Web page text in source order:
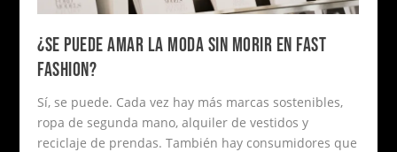
¿SE PUEDE AMAR LA MODA SIN MORIR EN FAST
FASHION?
Sí, se puede. Cada vez hay más marcas sostenibles,
ropa de segunda mano, alquiler de vestidos y
reciclaje de prendas. También hay consumidores que